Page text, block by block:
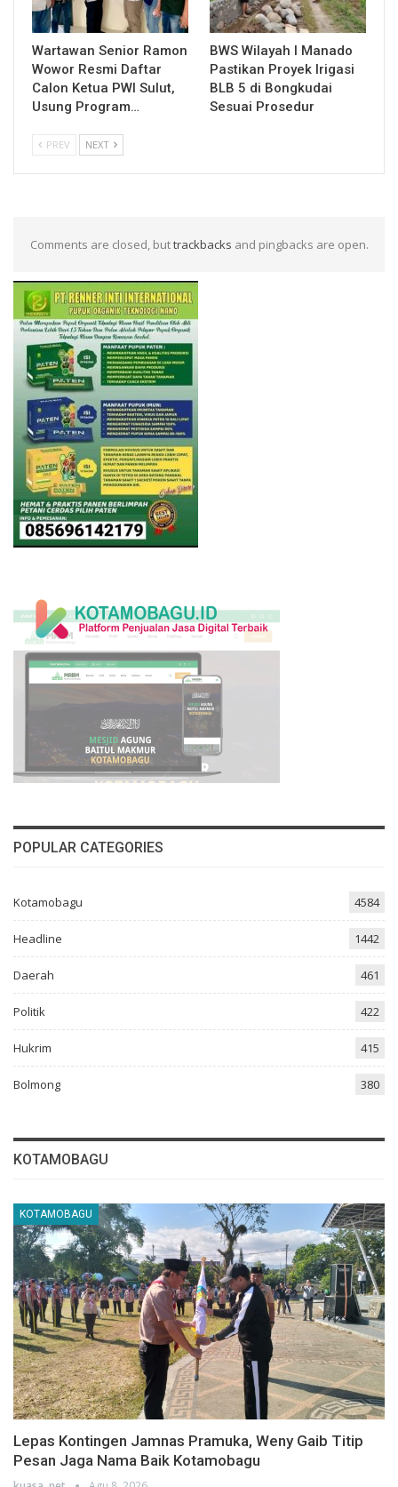
Wartawan Senior Ramon
Wowor Resmi Daftar
Calon Ketua PWI Sulut,
Usung Program…
BWS Wilayah I Manado
Pastikan Proyek Irigasi
BLB 5 di Bongkudai
Sesuai Prosedur
PREV NEXT
Comments are closed, buttrackbacks and pingbacks are open.
POPULAR CATEGORIES
Kotamobagu 4584
Headline 1442
Daerah 461
Politik 422
Hukrim 415
Bolmong 380
KOTAMOBAGU
KOTAMOBAGU
Lepas Kontingen Jamnas Pramuka, Weny Gaib Titip
Pesan Jaga Nama Baik Kotamobagu